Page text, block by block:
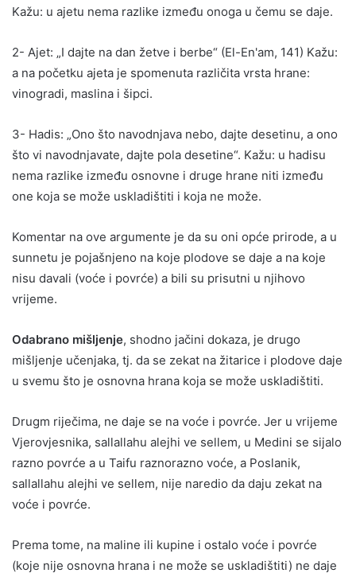
Kažu: u ajetu nema razlike između onoga u čemu se daje.
2- Ajet: „I dajte na dan žetve i berbe“ (El-En'am, 141) Kažu:
a na početku ajeta je spomenuta različita vrsta hrane:
vinogradi, maslina i šipci.
3- Hadis: „Ono što navodnjava nebo, dajte desetinu, a ono
što vi navodnjavate, dajte pola desetine“. Kažu: u hadisu
nema razlike između osnovne i druge hrane niti između
one koja se može uskladištiti i koja ne može.
Komentar na ove argumente je da su oni opće prirode, a u
sunnetu je pojašnjeno na koje plodove se daje a na koje
nisu davali (voće i povrće) a bili su prisutni u njihovo
vrijeme.
Odabrano mišljenje, shodno jačini dokaza, je drugo
mišljenje učenjaka, tj. da se zekat na žitarice i plodove daje
u svemu što je osnovna hrana koja se može uskladištiti.
Drugm riječima, ne daje se na voće i povrće. Jer u vrijeme
Vjerovjesnika, sallallahu alejhi ve sellem, u Medini se sijalo
razno povrće a u Taifu raznorazno voće, a Poslanik,
sallallahu alejhi ve sellem, nije naredio da daju zekat na
voće i povrće.
Prema tome, na maline ili kupine i ostalo voće i povrće
(koje nije osnovna hrana i ne može se uskladištiti) ne daje